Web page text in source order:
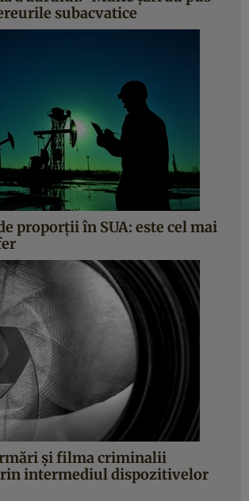
subacvatice
proporţii în SUA: este cel mai
şi filma criminalii
intermediul dispozitivelor